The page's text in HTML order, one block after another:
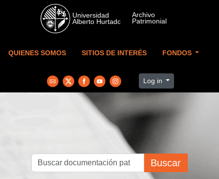
Skip to main content
QUIENES SOMOS SITIOS DE INTERÉS FONDOS
Log in
Buscar